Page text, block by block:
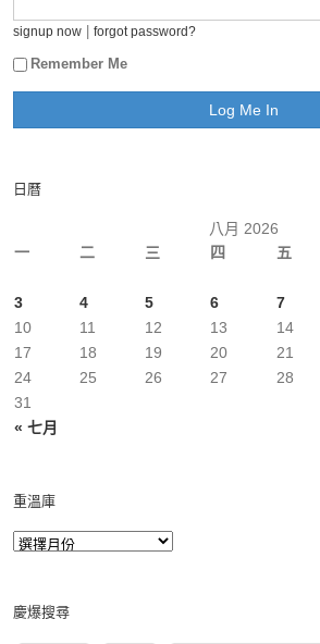
signup now forgot password?
Remember Me
日曆
八月 2026
一
二 三 四 五
« 七月
3
4 5 6 7
10
11 12 13 14
17
18 19 20 21
24
25 26 27 28
31
重溫庫
慶爆搜尋